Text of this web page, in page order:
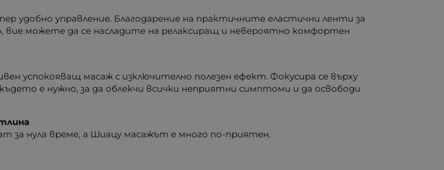
удобно управление. Благодарение на практичните еластични ленти за
вие можете да се насладите на релаксиращ и невероятно комфортен
успокояващ масаж с изключително полезен ефект. Фокусира се върху
е нужно, за да облекчи всички неприятни симптоми и да освободи
за нула време, а Шиацу масажът е много по-приятен.